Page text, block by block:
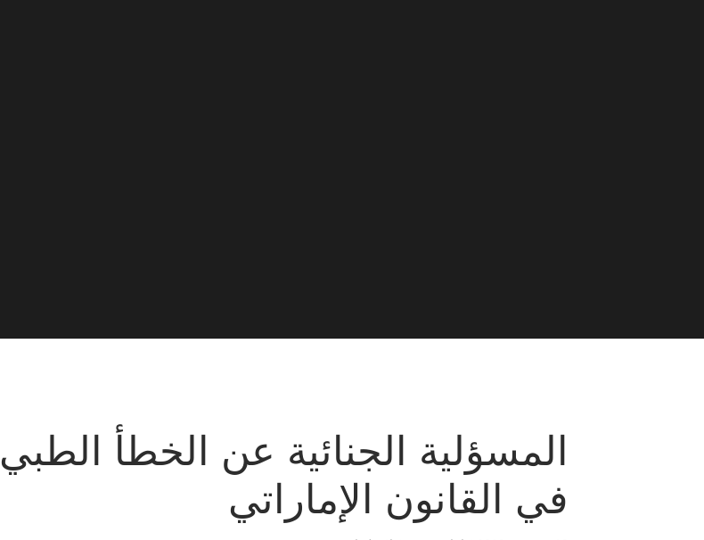
المسؤلية الجنائية عن الخطأ الطبي
في القانون الإماراتي